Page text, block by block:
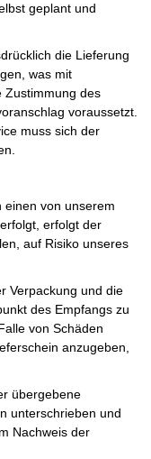
geplant und
die Lieferung
was mit
Zustimmung des
voraussetzt.
muss sich der
einen von unserem
erfolgt der
auf Risiko unseres
Verpackung und die
des Empfangs zu
von Schäden
anzugeben,
übergebene
unterschrieben und
Nachweis der